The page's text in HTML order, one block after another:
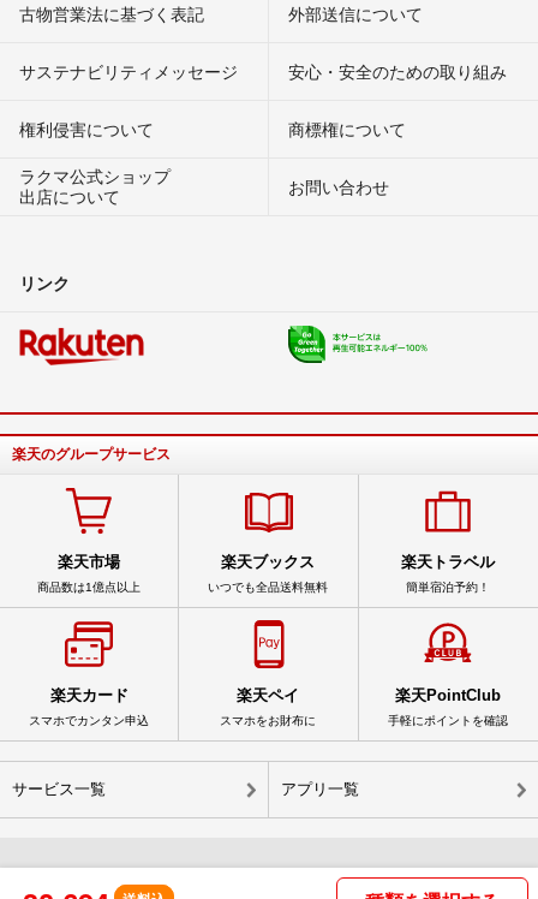
古物営業法に基づく表記 外部送信について
サステナビリティメッセージ 安心・安全のための取り組み
権利侵害について
商標権について
ラクマ公式ショップ
出店について
お問い合わせ
リンク
楽天のグループサービス
楽天市場
商品数は1億点以上
楽天ブックス
いつでも全品送料無料
楽天トラベル
簡単宿泊予約！
楽天カード
スマホでカンタン申込
楽天ペイ
スマホをお財布に
楽天PointClub
手軽にポイントを確認
サービス一覧 アプリ一覧